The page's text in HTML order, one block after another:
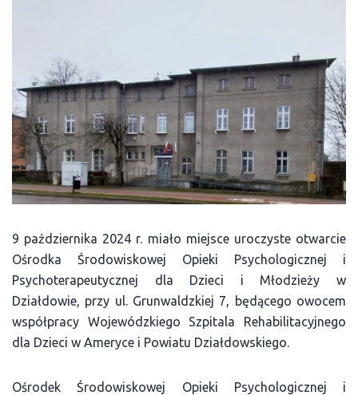
9 października 2024 r. miało miejsce uroczyste otwarcie
Ośrodka Środowiskowej Opieki Psychologicznej i
Psychoterapeutycznej dla Dzieci i Młodzieży w
Działdowie, przy ul. Grunwaldzkiej 7, będącego owocem
współpracy Wojewódzkiego Szpitala Rehabilitacyjnego
dla Dzieci w Ameryce i Powiatu Działdowskiego.
Ośrodek Środowiskowej Opieki Psychologicznej i